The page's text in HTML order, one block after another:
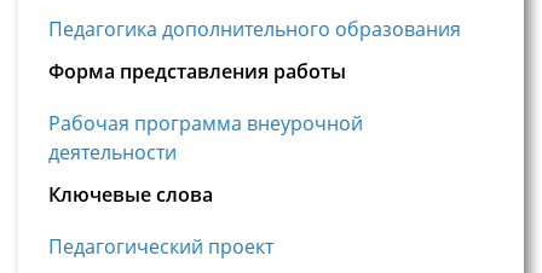
Педагогика дополнительного образования
Форма представления работы
Рабочая программа внеурочной
деятельности
Ключевые слова
Педагогический проект